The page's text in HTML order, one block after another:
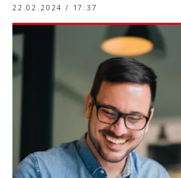
22.02.2024 / 17:37